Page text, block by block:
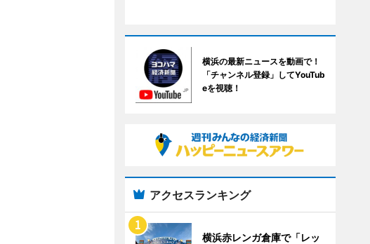
横浜の最新ニュースを動画で！
「チャンネル登録」してYouTub
eを視聴！
アクセスランキング
横浜赤レンガ倉庫で「レッ